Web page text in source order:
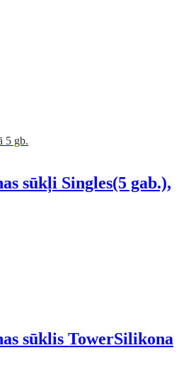
5 gb.
sūkļi Singles(5 gab.),
sūklis TowerSilikona